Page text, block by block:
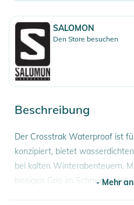
SALOMON
Den Store besuchen
Beschreibung
Der Crosstrak Waterproof ist
konzipiert, bietet
bei kalten Winterabenteuern.
bissigen Grip im Schnee- Mehr